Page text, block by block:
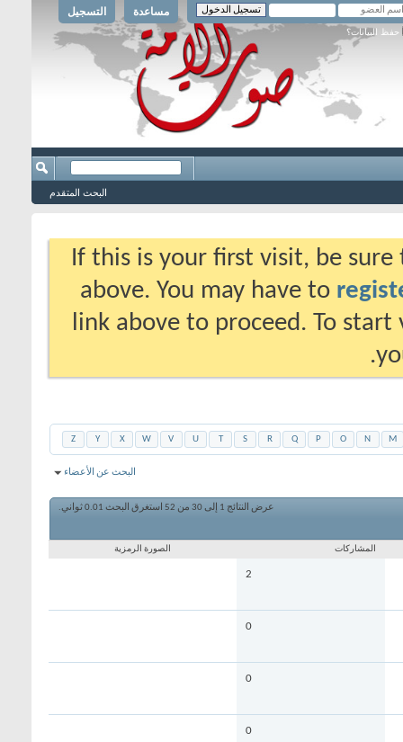
التسجيل مساعدة
حفظ البيانات؟
البحث المتقدم
If this is your first visit, be
above. You may have to
link above to proceed. To
M
N
O
P
Q
R
S
T
U
V
W
X
Y
Z
البحث عن الأعضاء
عرض النتائج 1 إلى 30 من 52 استغرق البحث 0.01ثواني.
المشاركات الصورة الرمزية
2
0
0
0